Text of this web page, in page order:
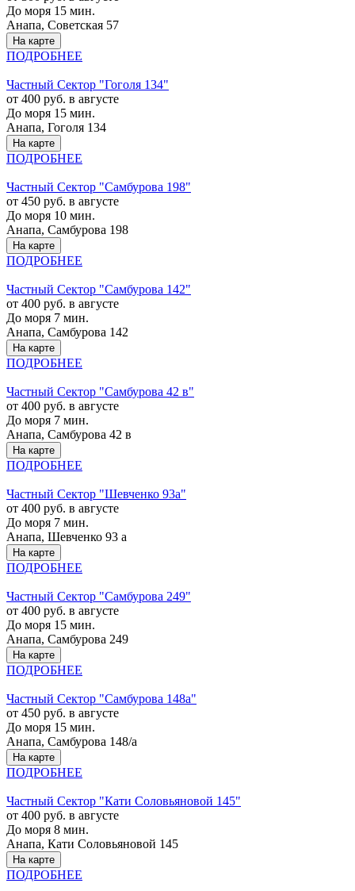
До моря 15 мин.
Анапа, Советская 57
На карте
ПОДРОБНЕЕ
Частный Cектор "Гоголя 134"
от 400 руб. в августе
До моря 15 мин.
Анапа, Гоголя 134
На карте
ПОДРОБНЕЕ
Частный Cектор "Самбурова 198"
от 450 руб. в августе
До моря 10 мин.
Анапа, Самбурова 198
На карте
ПОДРОБНЕЕ
Частный Cектор "Самбурова 142"
от 400 руб. в августе
До моря 7 мин.
Анапа, Самбурова 142
На карте
ПОДРОБНЕЕ
Частный Cектор "Самбурова 42 в"
от 400 руб. в августе
До моря 7 мин.
Анапа, Самбурова 42 в
На карте
ПОДРОБНЕЕ
Частный Cектор "Шевченко 93а"
от 400 руб. в августе
До моря 7 мин.
Анапа, Шевченко 93 а
На карте
ПОДРОБНЕЕ
Частный Cектор "Самбурова 249"
от 400 руб. в августе
До моря 15 мин.
Анапа, Самбурова 249
На карте
ПОДРОБНЕЕ
Частный Cектор "Самбурова 148а"
от 450 руб. в августе
До моря 15 мин.
Анапа, Самбурова 148/а
На карте
ПОДРОБНЕЕ
Частный Cектор "Кати Соловьяновой 145"
от 400 руб. в августе
До моря 8 мин.
Анапа, Кати Соловьяновой 145
На карте
ПОДРОБНЕЕ